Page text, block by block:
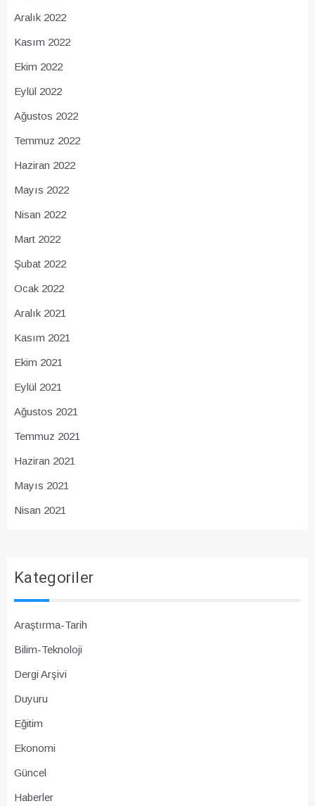
Aralık 2022
Kasım 2022
Ekim 2022
Eylül 2022
Ağustos 2022
Temmuz 2022
Haziran 2022
Mayıs 2022
Nisan 2022
Mart 2022
Şubat 2022
Ocak 2022
Aralık 2021
Kasım 2021
Ekim 2021
Eylül 2021
Ağustos 2021
Temmuz 2021
Haziran 2021
Mayıs 2021
Nisan 2021
Kategoriler
Araştırma-Tarih
Bilim-Teknoloji
Dergi Arşivi
Duyuru
Eğitim
Ekonomi
Güncel
Haberler